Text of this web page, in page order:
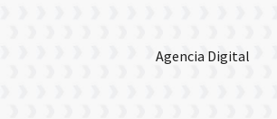
Agencia Digital